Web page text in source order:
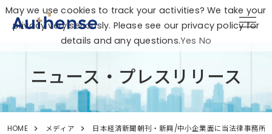
ニュース・プレスリリース
HOME メディア 日本経済新聞朝刊・新興/中小企業面に当法律事務所
May we use cookies to track your activities? We take your
privacy very seriously. Please see our privacy policy for
details and any questions.Yes No